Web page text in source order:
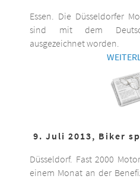
Essen. Die Düsseldorfer
sind mit dem
ausgezeichnet worden.
9. Juli 2013, Biker
Düsseldorf. Fast 2000
einem Monat an der